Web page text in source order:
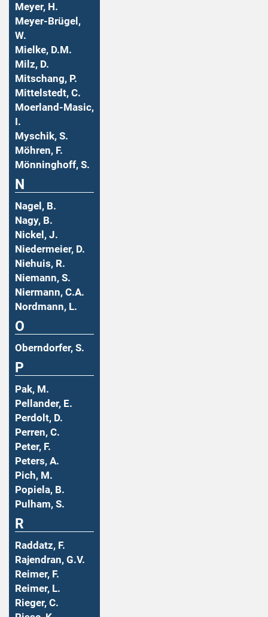
Meyer, H.
Meyer-Brügel,
W.
Mielke, D.M.
Milz, D.
Mitschang, P.
Mittelstedt, C.
Moerland-Masic,
I.
Myschik, S.
Möhren, F.
Mönninghoff, S.
N
Nagel, B.
Nagy, B.
Nickel, J.
Niedermeier, D.
Niehuis, R.
Niemann, S.
Niermann, C.A.
Nordmann, L.
O
Oberndorfer, S.
P
Pak, M.
Pellander, E.
Perdolt, D.
Perren, C.
Peter, F.
Peters, A.
Pich, M.
Popiela, B.
Pulham, S.
R
Raddatz, F.
Rajendran, G.V.
Reimer, F.
Reimer, L.
Rieger, C.